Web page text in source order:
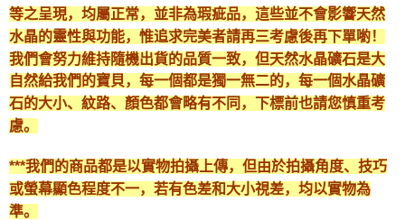
等之呈現，均屬正常，並非為瑕疵品，這些並不會影響天然
水晶的靈性與功能，惟追求完美者請再三考慮後再下單喲！
我們會努力維持隨機出貨的品質一致，但天然水晶礦石是大
自然給我們的寶貝，每一個都是獨一無二的，每一個水晶礦
石的大小、紋路、顏色都會略有不同，下標前也請您慎重考
慮。
***我們的商品都是以實物拍攝上傳，但由於拍攝角度、技巧
或螢幕顯色程度不一，若有色差和大小視差，均以實物為
準。